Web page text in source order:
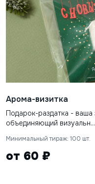
Арома-визитка
Подарок-раздатка -
объединяющий визуальн...
Минимальный тираж: 100 шт.
от 60 ₽